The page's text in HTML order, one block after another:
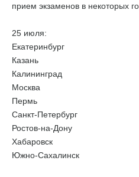
прием экзаменов в некоторых
25 июля:
Екатеринбург
Казань
Калининград
Москва
Пермь
Санкт-Петербург
Ростов-на-Дону
Хабаровск
Южно-Сахалинск